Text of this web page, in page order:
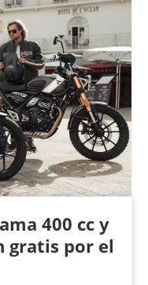
400 cc y
gratis por el